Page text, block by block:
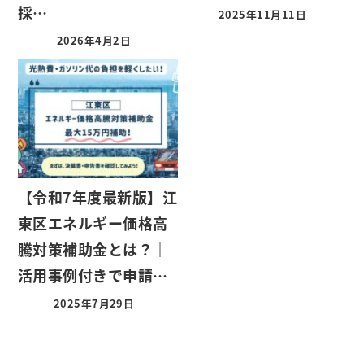
採…
2026年4月2日
2025年11月11日
【令和7年度最新版】江
東区エネルギー価格高
騰対策補助金とは？｜
活用事例付きで申請…
2025年7月29日